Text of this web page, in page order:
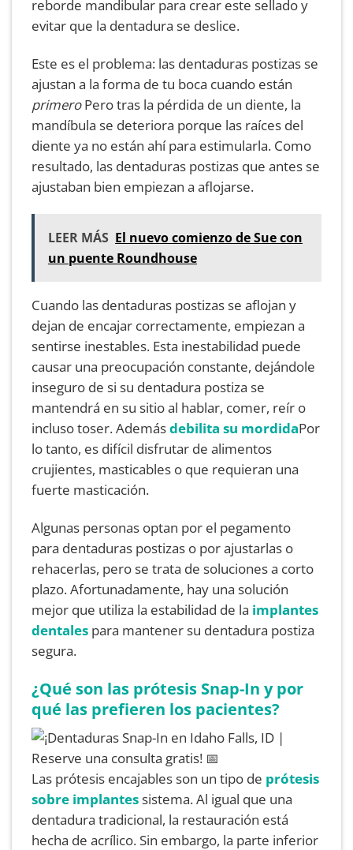
reborde mandibular para crear este sellado y
evitar que la dentadura se deslice.
Este es el problema: las dentaduras postizas se
ajustan a la forma de tu boca cuando están
primeroPero tras la pérdida de un diente, la
mandíbula se deteriora porque las raíces del
diente ya no están ahí para estimularla. Como
resultado, las dentaduras postizas que antes se
ajustaban bien empiezan a aflojarse.
LEER MÁS El nuevo comienzo de Sue con
un puente Roundhouse
Cuando las dentaduras postizas se aflojan y
dejan de encajar correctamente, empiezan a
sentirse inestables. Esta inestabilidad puede
causar una preocupación constante, dejándole
inseguro de si su dentadura postiza se
mantendrá en su sitio al hablar, comer, reír o
incluso toser. Ademásdebilita su mordidaPor
lo tanto, es difícil disfrutar de alimentos
crujientes, masticables o que requieran una
fuerte masticación.
Algunas personas optan por el pegamento
para dentaduras postizas o por ajustarlas o
rehacerlas, pero se trata de soluciones a corto
plazo. Afortunadamente, hay una solución
mejor que utiliza la estabilidad de la implantes
dentales para mantener su dentadura postiza
segura.
¿Qué son las prótesis Snap-In y por
qué las prefieren los pacientes?
Las prótesis encajables son un tipo de prótesis
sobre implantessistema. Al igual que una
dentadura tradicional, la restauración está
hecha de acrílico. Sin embargo, la parte inferior